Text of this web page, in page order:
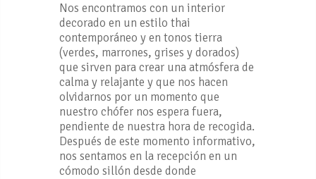
Nos encontramos con un interior
decorado en un estilo thai
contemporáneo y en tonos tierra
(verdes, marrones, grises y dorados)
que sirven para crear una atmósfera de
calma y relajante y que nos hacen
olvidarnos por un momento que
nuestro chófer nos espera fuera,
pendiente de nuestra hora de recogida.
Después de este momento informativo,
nos sentamos en la recepción en un
cómodo sillón desde donde